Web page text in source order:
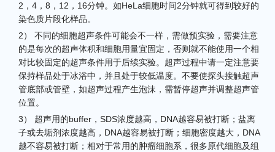
2，4，8，12，16分钟。如HeLa细胞时间2分钟就可得到较好的
染色质片段化样品。
2） 不同的细胞超声条件可能会不一样，需做预实验，需要注意
的是每次的超声体积和细胞用量宜固定，否则就不能使用一个相
对比较固定的超声条件用于后续实验。超声过程中请一定注意要
保持样品处于冰浴中，并且处于较低温度。不要使探头接触超声
管底部或管壁，如超声过程产生泡沫，需暂停超声并调整超声管
位置。
3） 超声用的buffer，SDS浓度越高，DNA越容易被打断；盐离
子或去垢剂浓度越高，DNA越容易被打断；细胞密度越大，DNA
越不容易被打断；相对于常用的肿瘤细胞系，很多原代细胞及组